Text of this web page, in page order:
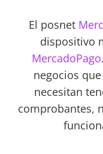
El posnet
dispositivo
MercadoPago
negocios
necesitan
comprobantes,